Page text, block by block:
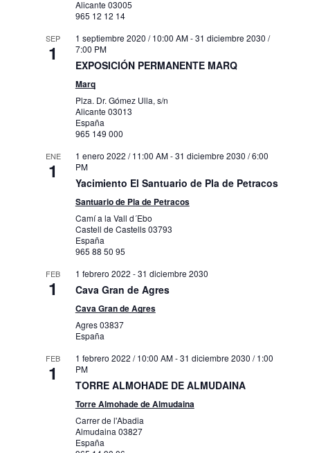
Alicante 03005
965 12 12 14
SEP
1
1 septiembre 2020 / 10:00 AM-31 diciembre 2030 /
7:00 PM
EXPOSICIÓN PERMANENTE MARQ
Marq
Plza. Dr. Gómez Ulla, s/n
Alicante 03013
España
965 149 000
ENE
1
1 enero 2022 / 11:00 AM-31 diciembre 2030 / 6:00
PM
Yacimiento El Santuario de Pla de Petracos
Santuario de Pla de Petracos
Camí a la Vall d´Ebo
Castell de Castells03793
España
965 88 50 95
FEB
1
1 febrero 2022 -31 diciembre 2030
Cava Gran de Agres
Cava Gran de Agres
Agres03837
España
FEB
1
1 febrero 2022 / 10:00 AM-31 diciembre 2030 / 1:00
PM
TORRE ALMOHADE DE ALMUDAINA
Torre Almohade de Almudaina
Carrer de l'Abadia
Almudaina 03827
España